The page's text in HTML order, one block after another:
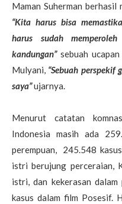
Maman Suherman
“Kita harus bisa
harus sudah
kandungan”sebuah
Mulyani, “Sebuah perspekif
saya”ujarnya.
Menurut catatan
Indonesia masih ada
perempuan, 245.548
istri berujung perceraian,
istri, dan kekerasan
kasus dalam film Posesif.